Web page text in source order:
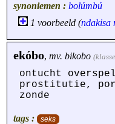
synoniemen : bolúmbú
1 voorbeeld (ndakisa
ekóbo, mv. bikobo
ontucht
prostitutie,
zonde
tags : seks